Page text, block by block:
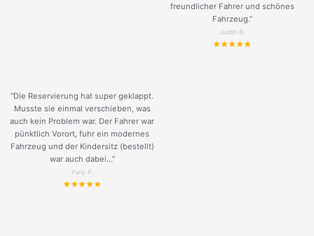
freundlicher Fahrer und schönes
Fahrzeug.”
Justin B.
“Die Reservierung hat super geklappt.
Musste sie einmal verschieben, was
auch kein Problem war. Der Fahrer war
pünktlich Vorort, fuhr ein modernes
Fahrzeug und der Kindersitz (bestellt)
war auch dabei...”
Yuriy P.